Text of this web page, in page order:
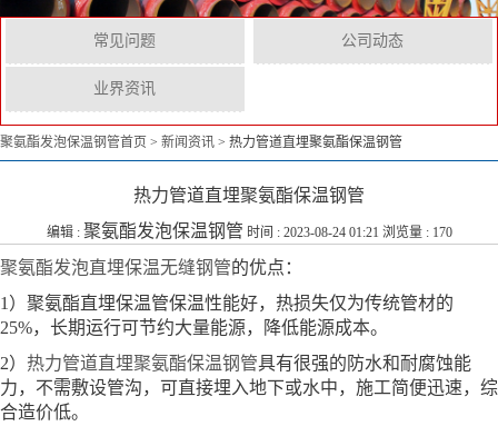
常见问题 公司动态
业界资讯
聚氨酯发泡保温钢管首页 > 新闻资讯 > 热力管道直埋聚氨酯保温钢管
热力管道直埋聚氨酯保温钢管
编辑 : 聚氨酯发泡保温钢管 时间 : 2023-08-24 01:21 浏览量 : 170
聚氨酯发泡直埋保温无缝钢管的优点：
1）聚氨酯直埋保温管保温性能好，热损失仅为传统管材的
25%，长期运行可节约大量能源，降低能源成本。
2） 热力管道直埋聚氨酯保温钢管具有很强的防水和耐腐蚀能
力，不需敷设管沟，可直接埋入地下或水中，施工简便迅速，综
合造价低。